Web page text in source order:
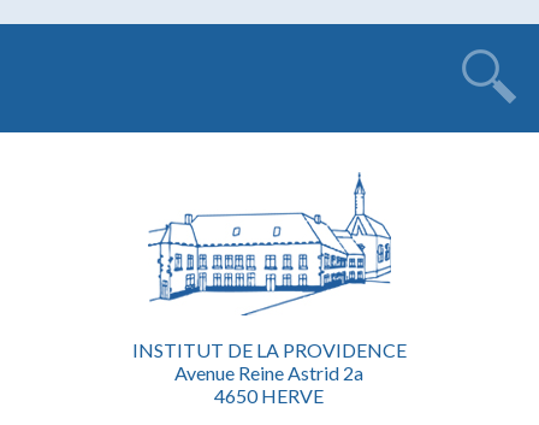
INSTITUT DE LA PROVIDENCE
Avenue Reine Astrid 2a
4650 HERVE